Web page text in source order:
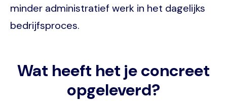
minder administratief werk in het dagelijks
bedrijfsproces.
Wat heeft het je concreet
opgeleverd?